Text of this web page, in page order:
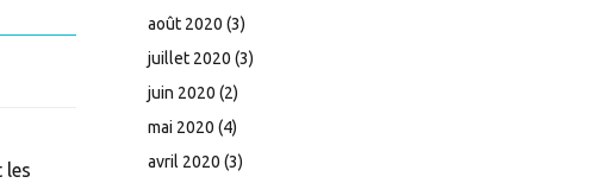
les
août 2020 (3)
juillet 2020 (3)
juin 2020 (2)
mai 2020 (4)
avril 2020 (3)